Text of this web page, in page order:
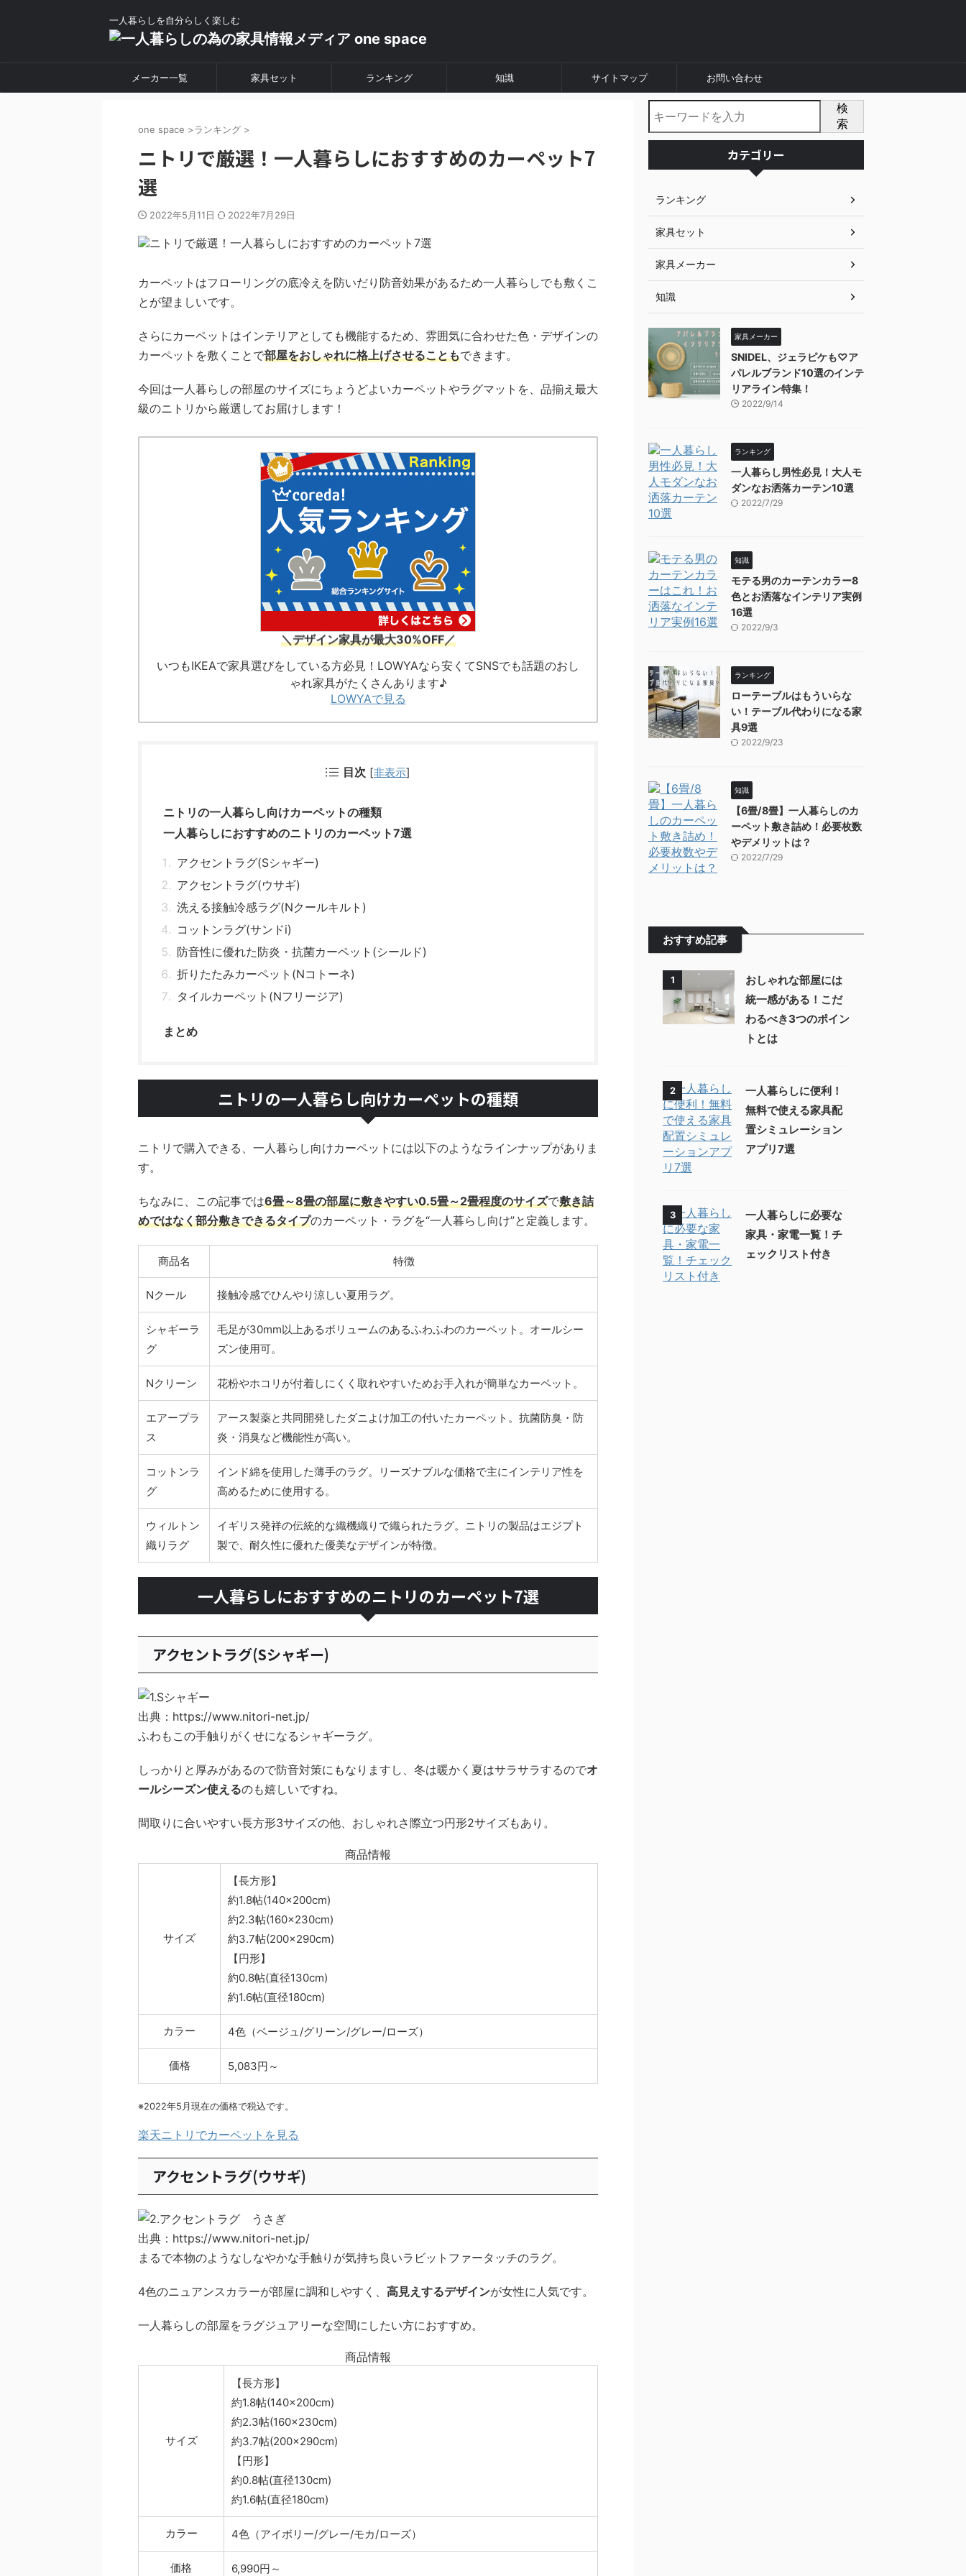
一人暮らしを自分らしく楽しむ
メーカー一覧 家具セット ランキング 知識 サイトマップ お問い合わせ
one space >ランキング >
ニトリで厳選！一人暮らしにおすすめのカーペット7
選
2022年5月11日 2022年7月29日
カーペットはフローリングの底冷えを防いだり防音効果があるため一人暮らしでも敷くこ
とが望ましいです。
さらにカーペットはインテリアとしても機能するため、雰囲気に合わせた色・デザインの
カーペットを敷くことで部屋をおしゃれに格上げさせることもできます。
今回は一人暮らしの部屋のサイズにちょうどよいカーペットやラグマットを、品揃え最大
級のニトリから厳選してお届けします！
＼デザイン家具が最大30%OFF／
いつもIKEAで家具選びをしている方必見！LOWYAなら安くてSNSでも話題のおし
ゃれ家具がたくさんあります♪
LOWYAで見る
目次 [非表示]
ニトリの一人暮らし向けカーペットの種類
一人暮らしにおすすめのニトリのカーペット7選
アクセントラグ(Sシャギー)
アクセントラグ(ウサギ)
洗える接触冷感ラグ(Nクールキルト)
コットンラグ(サンドi)
防音性に優れた防炎・抗菌カーペット(シールド)
折りたたみカーペット(Nコトーネ)
タイルカーペット(Nフリージア)
まとめ
ニトリの一人暮らし向けカーペットの種類
ニトリで購入できる、一人暮らし向けカーペットには以下のようなラインナップがありま
す。
ちなみに、この記事では6畳～8畳の部屋に敷きやすい0.5畳～2畳程度のサイズで敷き詰
めではなく部分敷きできるタイプのカーペット・ラグを“一人暮らし向け”と定義します。
商品名 特徴
Nクール 接触冷感でひんやり涼しい夏用ラグ。
シャギーラ
グ
毛足が30mm以上あるボリュームのあるふわふわのカーペット。オールシー
ズン使用可。
Nクリーン 花粉やホコリが付着しにくく取れやすいためお手入れが簡単なカーペット。
エアープラ
ス
アース製薬と共同開発したダニよけ加工の付いたカーペット。抗菌防臭・防
炎・消臭など機能性が高い。
コットンラ
グ
インド綿を使用した薄手のラグ。リーズナブルな価格で主にインテリア性を
高めるために使用する。
ウィルトン
織りラグ
イギリス発祥の伝統的な織機織りで織られたラグ。ニトリの製品はエジプト
製で、耐久性に優れた優美なデザインが特徴。
一人暮らしにおすすめのニトリのカーペット7選
アクセントラグ(Sシャギー)
出典：https://www.nitori-net.jp/
ふわもこの手触りがくせになるシャギーラグ。
しっかりと厚みがあるので防音対策にもなりますし、冬は暖かく夏はサラサラするのでオ
ールシーズン使えるのも嬉しいですね。
間取りに合いやすい長方形3サイズの他、おしゃれさ際立つ円形2サイズもあり。
商品情報
サイズ
【長方形】
約1.8帖(140×200cm)
約2.3帖(160×230cm)
約3.7帖(200×290cm)
【円形】
約0.8帖(直径130cm)
約1.6帖(直径180cm)
カラー 4色（ベージュ/グリーン/グレー/ローズ）
価格 5,083円～
※2022年5月現在の価格で税込です。
楽天ニトリでカーペットを見る
アクセントラグ(ウサギ)
出典：https://www.nitori-net.jp/
まるで本物のようなしなやかな手触りが気持ち良いラビットファータッチのラグ。
4色のニュアンスカラーが部屋に調和しやすく、 高見えするデザインが女性に人気です。
一人暮らしの部屋をラグジュアリーな空間にしたい方におすすめ。
商品情報
サイズ
【長方形】
約1.8帖(140×200cm)
約2.3帖(160×230cm)
約3.7帖(200×290cm)
【円形】
約0.8帖(直径130cm)
約1.6帖(直径180cm)
カラー 4色（アイボリー/グレー/モカ/ローズ）
価格 6,990円～
検
索
カテゴリー
ランキング
家具セット
家具メーカー
知識
家具メーカー
SNIDEL、ジェラピケも♡ア
パレルブランド10選のインテ
リアライン特集！
2022/9/14
ランキング
一人暮らし男性必見！大人モ
ダンなお洒落カーテン10選
2022/7/29
知識
モテる男のカーテンカラー8
色とお洒落なインテリア実例
16選
2022/9/3
ランキング
ローテーブルはもういらな
い！テーブル代わりになる家
具9選
2022/9/23
知識
【6畳/8畳】一人暮らしのカ
ーペット敷き詰め！必要枚数
やデメリットは？
2022/7/29
おすすめ記事
1
おしゃれな部屋には
統一感がある！こだ
わるべき3つのポイン
トとは
2
一人暮らしに便利！
無料で使える家具配
置シミュレーション
アプリ7選
3
一人暮らしに必要な
家具・家電一覧！チ
ェックリスト付き